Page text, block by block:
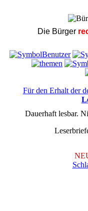
Die Bürger
Für den Erhalt der
Dauerhaft lesbar.